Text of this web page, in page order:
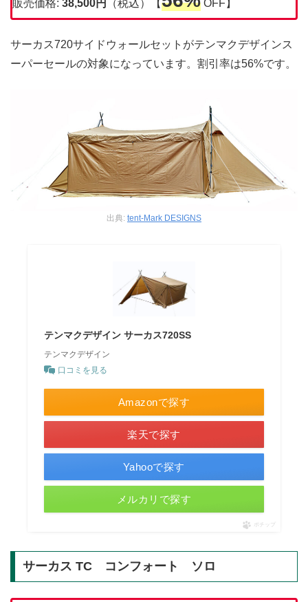
販売価格: 38,500円 （税込）【 OFF】
サーカス720サイドウォールセットがテンマクデザインス
ーパーセールの対象になっています。割引率は56%です。
出典: tent-Mark DESIGNS
テンマクデザイン サーカス720SS
テンマクデザイン
口コミを見る
Amazonで探す
楽天で探す
Yahooで探す
メルカリで探す
ポチップ
サーカス TC コンフォート ソロ